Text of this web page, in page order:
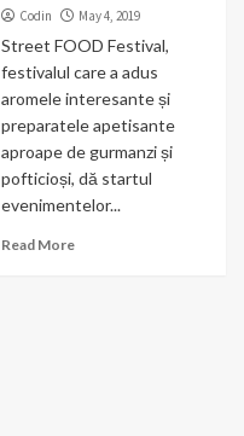
Codin May 4, 2019
Street FOOD Festival,
festivalul care a adus
aromele interesante și
preparatele apetisante
aproape de gurmanzi și
pofticioși, dă startul
evenimentelor...
Read More